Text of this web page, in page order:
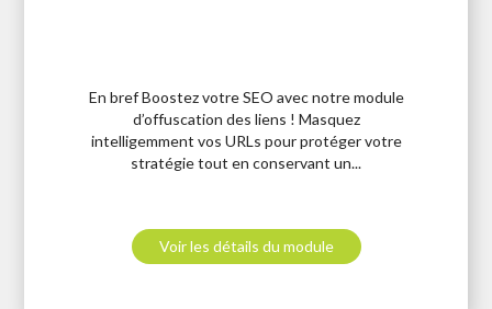
En bref Boostez votre SEO avec notre module
d’offuscation des liens ! Masquez
intelligemment vos URLs pour protéger votre
stratégie tout en conservant un...
Voir les détails du module